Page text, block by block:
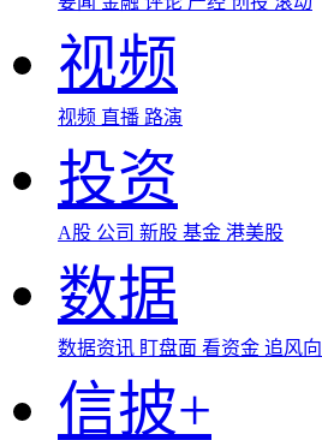
视频
视频 直播 路演
投资
A股 公司 新股 基金 港美股
数据
数据资讯 盯盘面 看资金 追风向
信披+